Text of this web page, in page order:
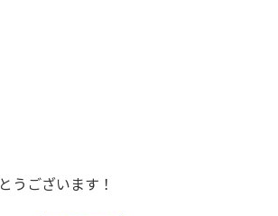
うございます！